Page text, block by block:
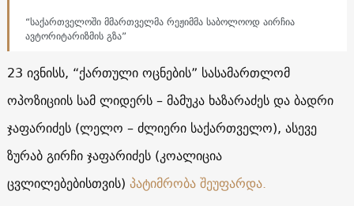
“საქართველოში მმართველმა რეჟიმმა საბოლოოდ აირჩია
ავტორიტარიზმის გზა”
23 ივნისს, “ქართული ოცნების” სასამართლომ
ოპოზიციის სამ ლიდერს – მამუკა ხაზარაძეს და ბადრი
ჯაფარიძეს (ლელო – ძლიერი საქართველო), ასევე
ზურაბ გირჩი ჯაფარიძეს (კოალიცია
ცვლილებებისთვის) პატიმრობა შეუფარდა.